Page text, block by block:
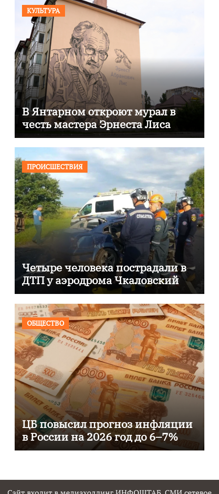
КУЛЬТУРА
В Янтарном откроют мурал в
честь мастера Эрнеста Лиса
ПРОИСШЕСТВИЯ
Четыре человека пострадали в
ДТП у аэродрома Чкаловский
ОБЩЕСТВО
ЦБ повысил прогноз инфляции
в России на 2026 год до 6–7%